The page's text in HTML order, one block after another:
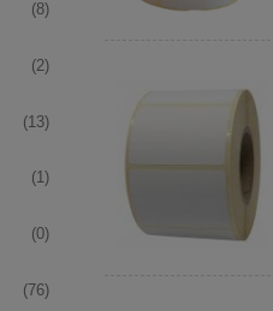
(8)
(2)
(13)
(1)
(0)
(76)